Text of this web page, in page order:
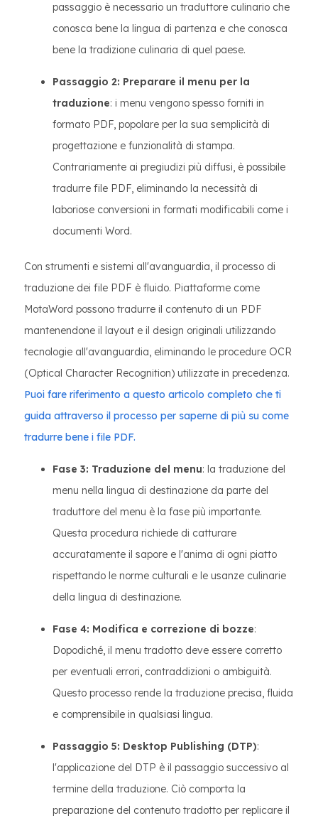
passaggio è necessario un traduttore culinario che
conosca bene la lingua di partenza e che conosca
bene la tradizione culinaria di quel paese.
Passaggio 2: Preparare il menu per la
traduzione: i menu vengono spesso forniti in
formato PDF, popolare per la sua semplicità di
progettazione e funzionalità di stampa.
Contrariamente ai pregiudizi più diffusi, è possibile
tradurre file PDF, eliminando la necessità di
laboriose conversioni in formati modificabili come i
documenti Word.
Con strumenti e sistemi all'avanguardia, il processo di
traduzione dei file PDF è fluido. Piattaforme come
MotaWord possono tradurre il contenuto di un PDF
mantenendone il layout e il design originali utilizzando
tecnologie all'avanguardia, eliminando le procedure OCR
(Optical Character Recognition) utilizzate in precedenza.
Puoi fare riferimento a questo articolo completo che ti
guida attraverso il processo per saperne di più su come
tradurre bene i file PDF.
Fase 3: Traduzione del menu: la traduzione del
menu nella lingua di destinazione da parte del
traduttore del menu è la fase più importante.
Questa procedura richiede di catturare
accuratamente il sapore e l'anima di ogni piatto
rispettando le norme culturali e le usanze culinarie
della lingua di destinazione.
Fase 4: Modifica e correzione di bozze:
Dopodiché, il menu tradotto deve essere corretto
per eventuali errori, contraddizioni o ambiguità.
Questo processo rende la traduzione precisa, fluida
e comprensibile in qualsiasi lingua.
Passaggio 5: Desktop Publishing (DTP):
l'applicazione del DTP è il passaggio successivo al
termine della traduzione. Ciò comporta la
preparazione del contenuto tradotto per replicare il